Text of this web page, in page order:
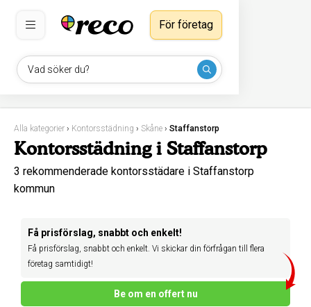
Vad söker du?
För företag
Alla kategorier › Kontorsstädning › Skåne › Staffanstorp
Kontorsstädning i Staffanstorp
3 rekommenderade kontorsstädare i Staffanstorp
kommun
Få prisförslag, snabbt och enkelt!
Få prisförslag, snabbt och enkelt. Vi skickar din förfrågan till flera
företag samtidigt!
Be om en offert nu